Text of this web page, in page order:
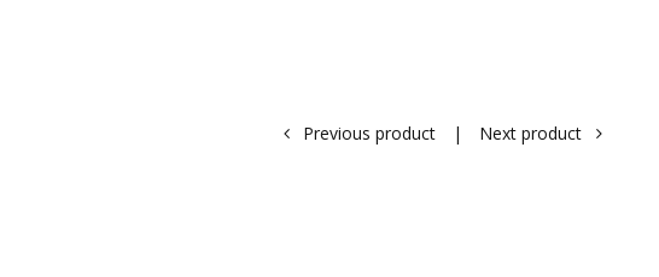
Previous product | Next product